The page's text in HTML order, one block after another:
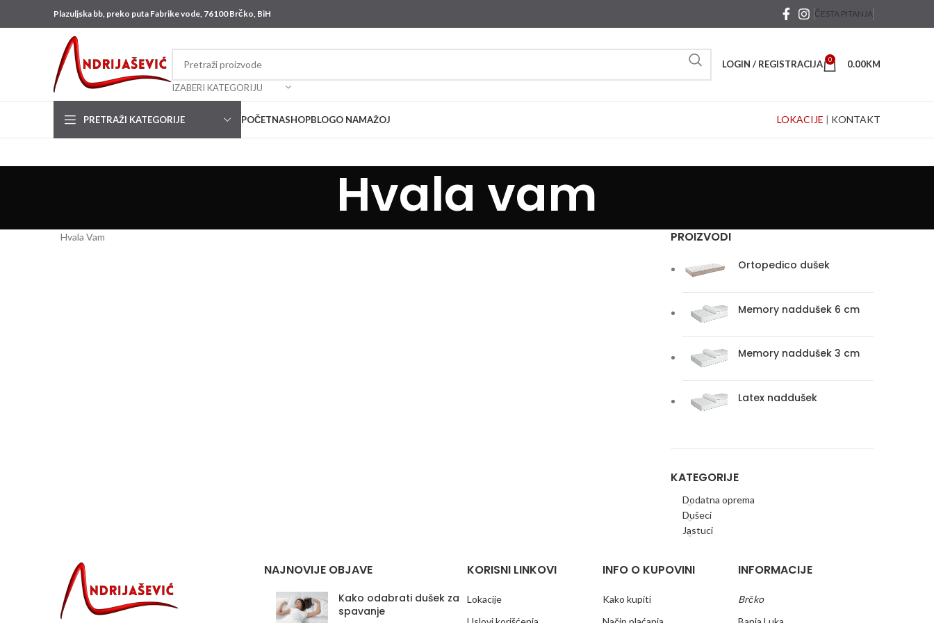
Plazuljska bb, preko puta Fabrike vode, 76100 Brčko, BiH ČESTA PITANJA
IZABERI KATEGORIJU
LOGIN / REGISTRACIJA 0 0.00KM
PRETRAŽI KATEGORIJE POČETNASHOPBLOGO NAMAŽOJ LOKACIJE | KONTAKT
Hvala vam
Hvala Vam PROIZVODI
Ortopedico dušek
Memory naddušek 6 cm
Memory naddušek 3 cm
Latex naddušek
KATEGORIJE
Dodatna oprema
Dušeci
Jastuci
NAJNOVIJE OBJAVE
Kako odabrati dušek za
spavanje
KORISNI LINKOVI
Lokacije
INFO O KUPOVINI
Kako kupiti
INFORMACIJE
Brčko